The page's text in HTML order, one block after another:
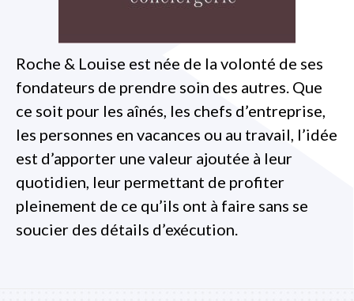
Roche & Louise est née de la volonté de ses
fondateurs de prendre soin des autres. Que
ce soit pour les aînés, les chefs d’entreprise,
les personnes en vacances ou au travail, l’idée
est d’apporter une valeur ajoutée à leur
quotidien, leur permettant de profiter
pleinement de ce qu’ils ont à faire sans se
soucier des détails d’exécution.